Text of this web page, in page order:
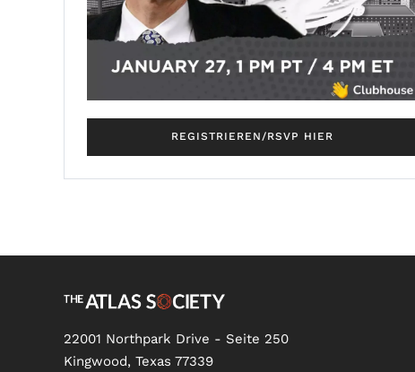
REGISTRIEREN/RSVP HIER
22001 Northpark Drive - Seite 250
Kingwood, Texas 77339